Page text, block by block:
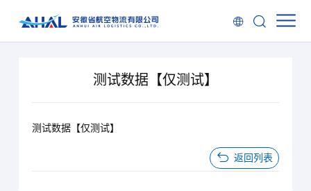
测试数据【仅测试】
测试数据【仅测试】
返回列表